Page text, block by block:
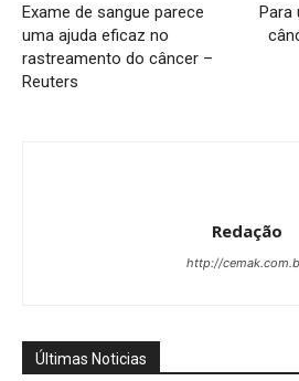
Exame de sangue parece
uma ajuda eficaz no
rastreamento do câncer –
Reuters
Para
Redação
http://
Últimas Noticias